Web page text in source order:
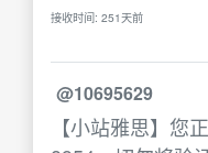
接收时间: 251天前
@10695629
【小站雅思】您